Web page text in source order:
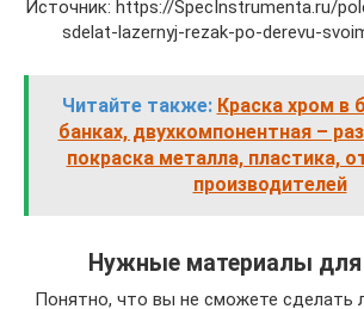
Источник: https://SpecInstrumenta.ru/
sdelat-lazernyj-rezak-po-derevu-
Читайте также: Краска хром в
банках, двухкомпонентная –
покраска металла, пластика,
производителей
Нужные материалы для
Понятно, что вы не сможете сделать